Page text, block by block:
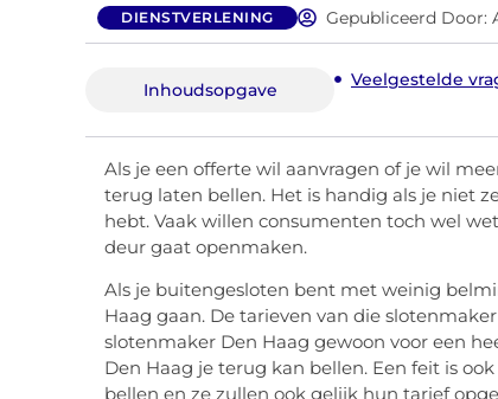
DIENSTVERLENING Gepubliceerd Door:
Inhoudsopgave Veelgestelde
Als je een offerte wil aanvragen of je wil
terug laten bellen. Het is handig als je niet
hebt. Vaak willen consumenten toch wel
deur gaat openmaken.
Als je buitengesloten bent met weinig
Haag gaan. De tarieven van die
slotenmaker Den Haag gewoon voor een
Den Haag je terug kan bellen. Een feit is
bellen en ze zullen ook gelijk hun tarief